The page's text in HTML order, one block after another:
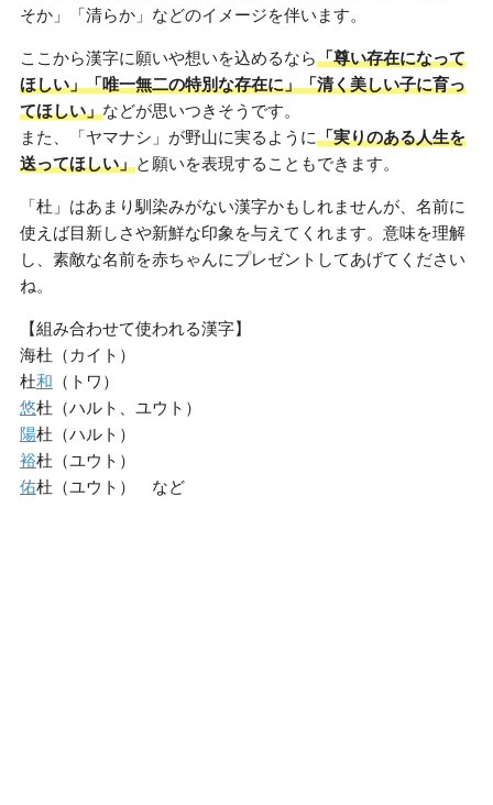
そか」「清らか」などのイメージを伴います。
ここから漢字に願いや想いを込めるなら「尊い存在になって
ほしい」「唯一無二の特別な存在に」「清く美しい子に育っ
てほしい」などが思いつきそうです。
また、「ヤマナシ」が野山に実るように「実りのある人生を
送ってほしい」と願いを表現することもできます。
「杜」はあまり馴染みがない漢字かもしれませんが、名前に
使えば目新しさや新鮮な印象を与えてくれます。意味を理解
し、素敵な名前を赤ちゃんにプレゼントしてあげてください
ね。
【組み合わせて使われる漢字】
海杜（カイト）
杜和 （トワ）
悠杜（ハルト、ユウト）
陽杜（ハルト）
裕杜（ユウト）
佑杜（ユウト） など